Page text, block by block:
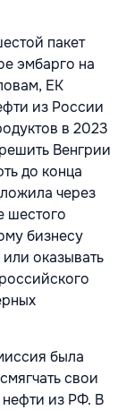
пакет
эмбарго на
ЕК
из России
в 2023
Венгрии
до конца
через
шестого
бизнесу
оказывать
была
свои
нефти из РФ. В